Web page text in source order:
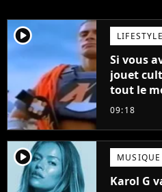
player2 LIFESTYLE
Si vous
jouet
tout le
un film
09:18
player2 MUSIQUE
Karol G